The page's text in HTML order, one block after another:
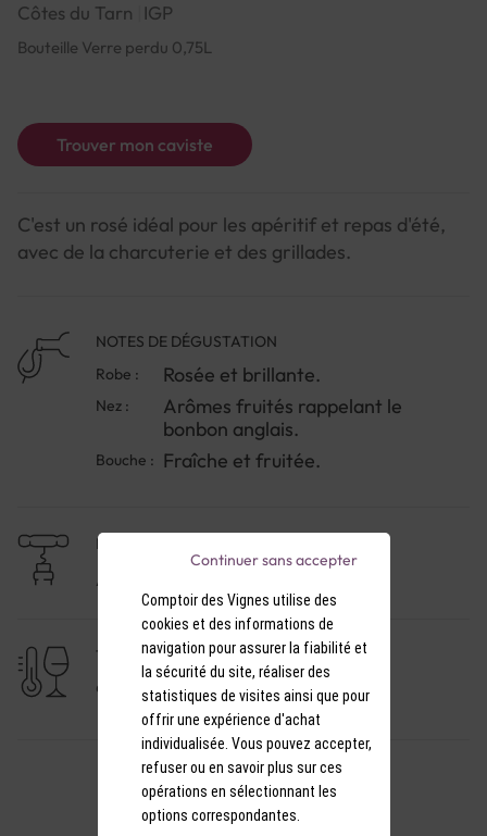
Côtes du Tarn
IGP
Bouteille Verre perdu 0,75L
Trouver mon caviste
C'est un rosé idéal pour les apéritif et repas d'été,
avec de la charcuterie et des grillades.
NOTES DE DÉGUSTATION
Robe :
Rosée et brillante.
Nez :
Arômes fruités rappelant le
bonbon anglais.
Bouche : Fraîche et fruitée.
NIVEAU DE GARDE
A consommer dans l'année
TEMPÉRATURE DE SERVICE
9-10°C
Comptoir des Vignes utilise des
cookies et des informations de
navigation pour assurer la fiabilité et
la sécurité du site, réaliser des
statistiques de visites ainsi que pour
offrir une expérience d'achat
individualisée. Vous pouvez accepter,
refuser ou en savoir plus sur ces
opérations en sélectionnant les
options correspondantes.
Continuer sans accepter